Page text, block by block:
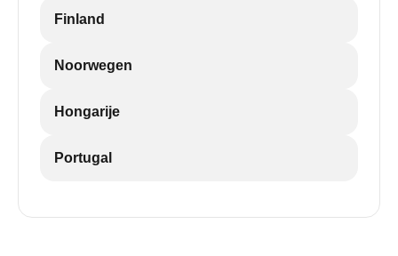
Finland
Noorwegen
Hongarije
Portugal